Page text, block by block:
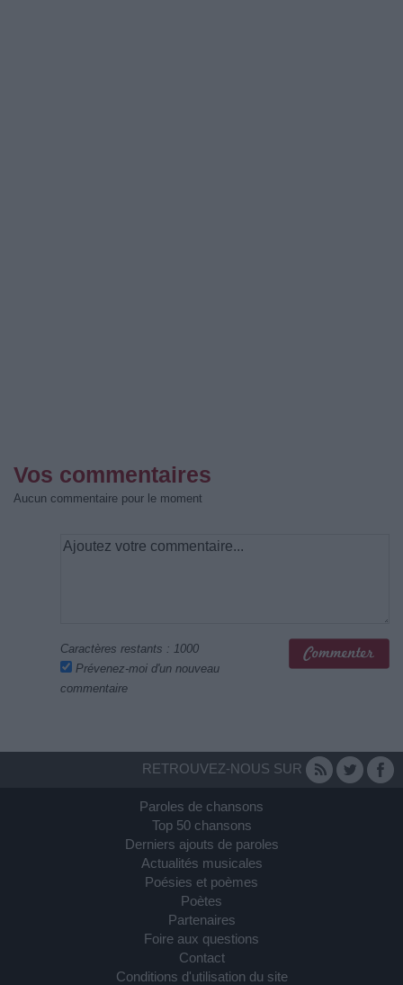
Vos commentaires
Aucun commentaire pour le moment
Caractères restants : 1000
Prévenez-moi d'un nouveau
commentaire
RETROUVEZ-NOUS SUR
Paroles de chansons
Top 50 chansons
Derniers ajouts de paroles
Actualités musicales
Poésies et poèmes
Poètes
Partenaires
Foire aux questions
Contact
Conditions d'utilisation du site